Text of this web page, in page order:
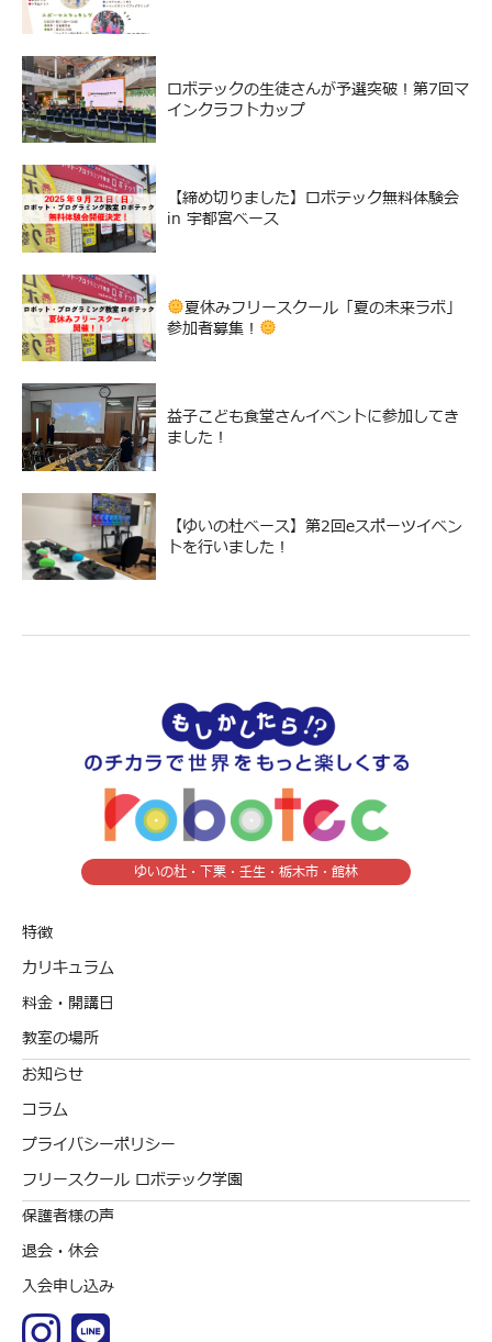
ロボテックの生徒さんが予選突破！第7回マ
インクラフトカップ
【締め切りました】ロボテック無料体験会
in 宇都宮ベース
夏休みフリースクール「夏の未来ラボ」
参加者募集！
益子こども食堂さんイベントに参加してき
ました！
【ゆいの杜ベース】第2回eスポーツイベン
トを行いました！
ゆいの杜・下栗・壬生・栃木市・館林
特徴
カリキュラム
料金・開講日
教室の場所
お知らせ
コラム
プライバシーポリシー
フリースクール ロボテック学園
保護者様の声
退会・休会
入会申し込み